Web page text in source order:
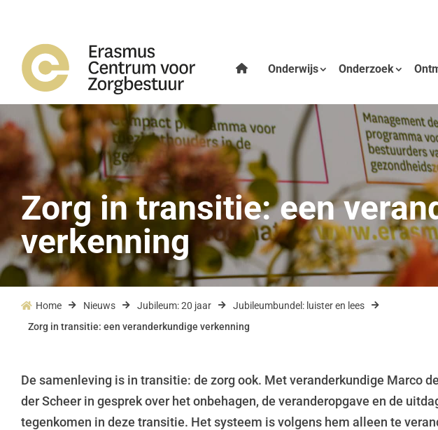
Onderwijs Onderzoek
Zorg in transitie: een
verkenning
 Home  Nieuws  Jubileum: 20 jaar  Jubileumbundel: luister en lees 
Zorg in transitie: een veranderkundige verkenning
De samenleving is in transitie: de zorg ook. Met veranderkundige Marco
der Scheer in gesprek over het onbehagen, de veranderopgave en de
tegenkomen in deze transitie. Het systeem is volgens hem alleen te